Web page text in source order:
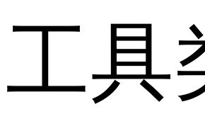
工具